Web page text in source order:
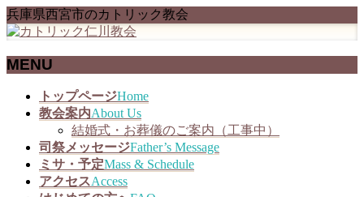
兵庫県西宮市のカトリック教会
MENU
トップページHome
教会案内About Us
結婚式・お葬儀のご案内（工事中）
司祭メッセージFather’s Message
ミサ・予定Mass & Schedule
アクセスAccess